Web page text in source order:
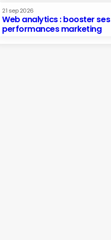
21 sep 2026
Web analytics : booster ses
performances marketing